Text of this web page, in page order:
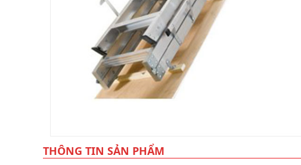
THÔNG TIN SẢN PHẨM